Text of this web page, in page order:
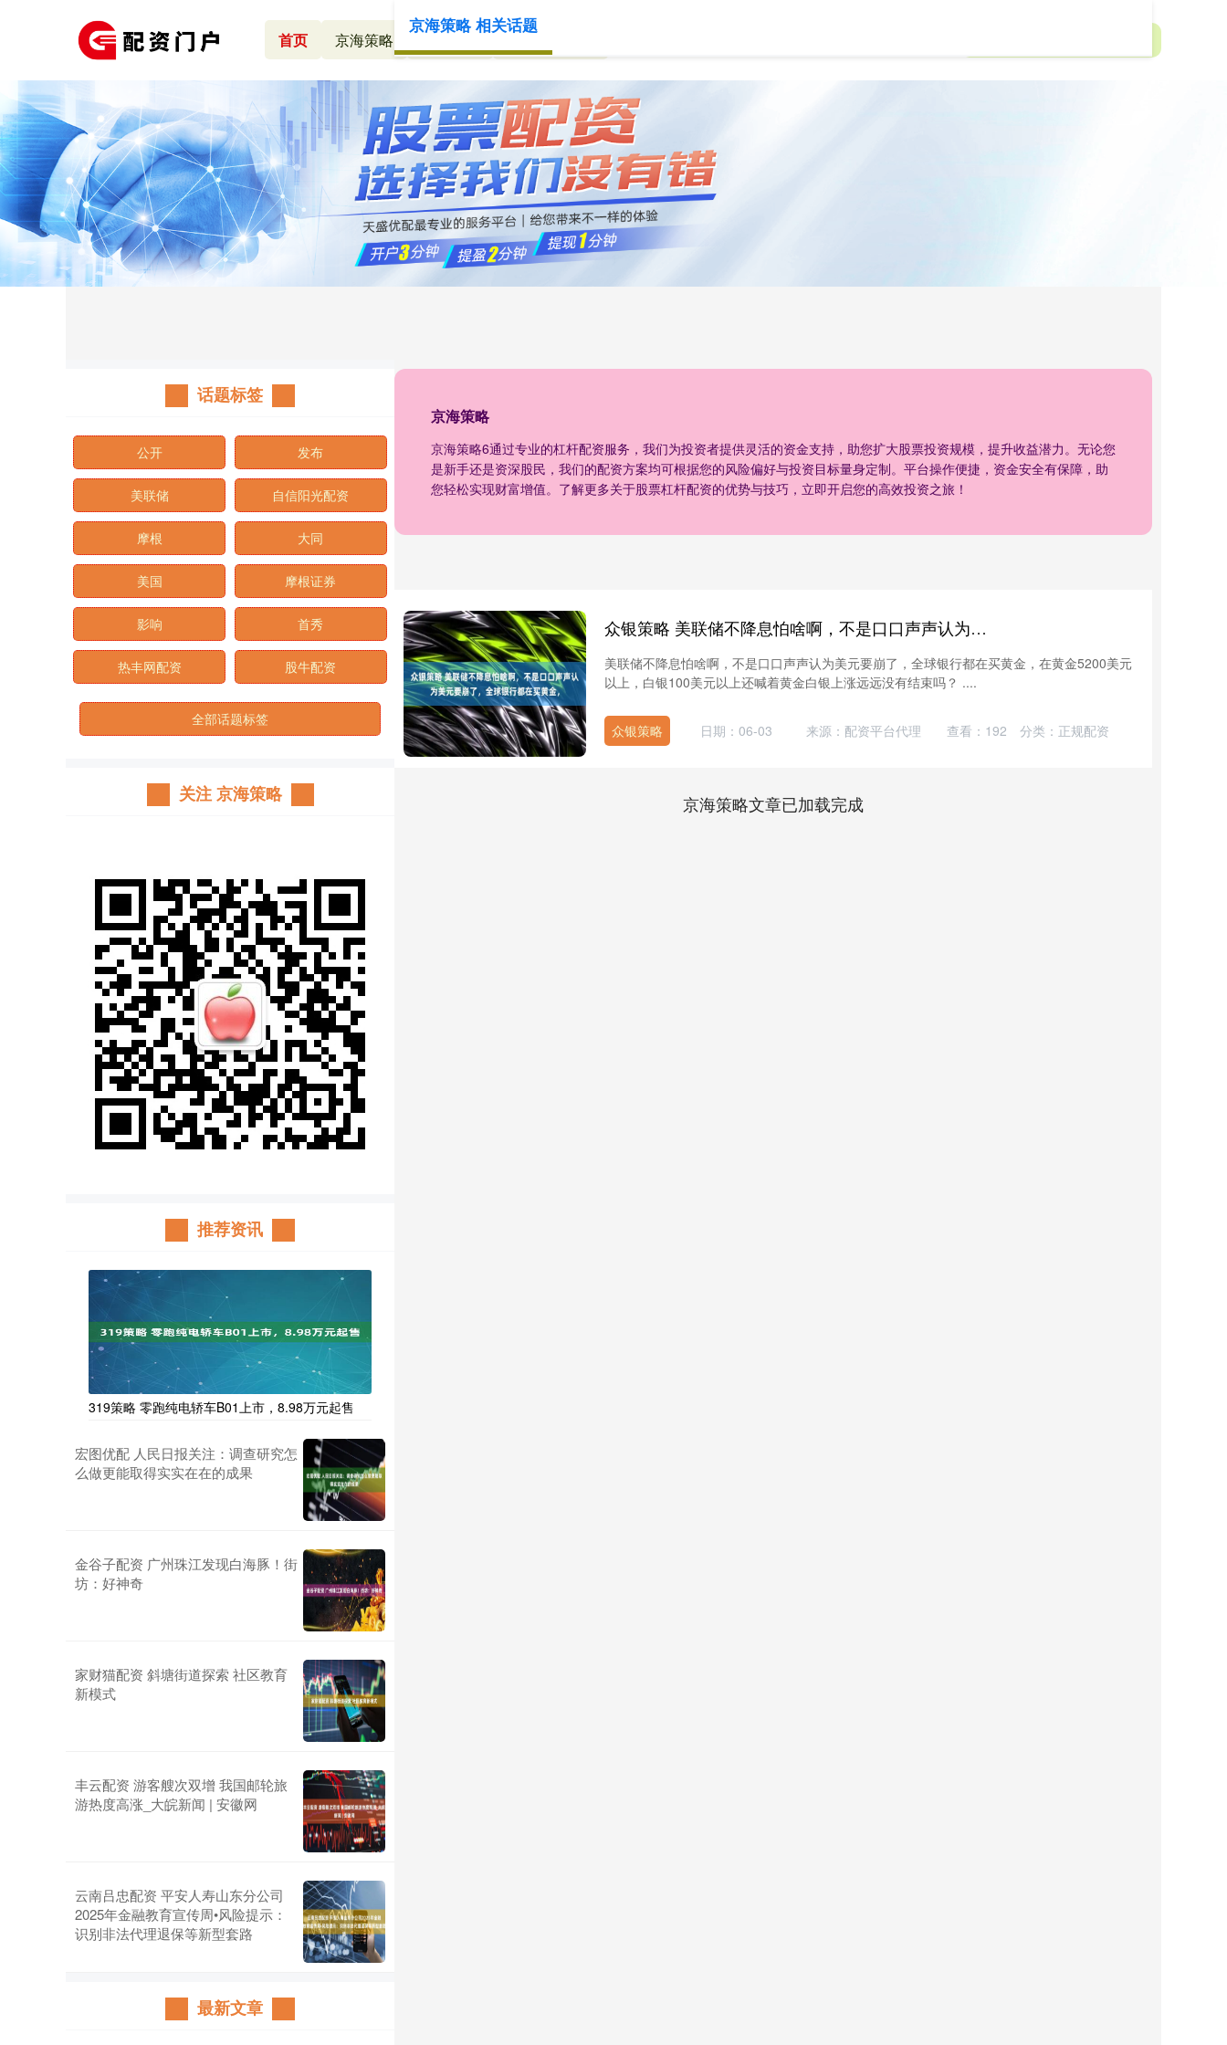
首页 京海策略 正规配资 实盘配资开户
京海策略
京海策略6通过专业的杠杆配资服务，我们为投资者提供灵活的资金支持，助您扩大股票投资规模，提升收益潜力。无论您
是新手还是资深股民，我们的配资方案均可根据您的风险偏好与投资目标量身定制。平台操作便捷，资金安全有保障，助
您轻松实现财富增值。了解更多关于股票杠杆配资的优势与技巧，立即开启您的高效投资之旅！
京海策略 相关话题
众银策略 美联储不降息怕啥啊，不是口口声声认为美元要崩了，全球银行都在买黄金，
美联储不降息怕啥啊，不是口口声声认为美元要崩了，全球银行都在买黄金，在黄金5200美元
以上，白银100美元以上还喊着黄金白银上涨远远没有结束吗？ ​​​....
众银策略 日期：06-03 来源：配资平台代理 查看： 192 分类： 正规配资
京海策略文章已加载完成
话题标签
公开 发布
美联储 自信阳光配资
摩根 大同
美国 摩根证券
影响 首秀
热丰网配资 股牛配资
全部话题标签
关注 京海策略
推荐资讯
319策略 零跑纯电轿车B01上市，8.98万元起售
宏图优配 人民日报关注：调查研究怎
么做更能取得实实在在的成果
金谷子配资 广州珠江发现白海豚！街
坊：好神奇
家财猫配资 斜塘街道探索 社区教育
新模式
丰云配资 游客艘次双增 我国邮轮旅
游热度高涨_大皖新闻 | 安徽网
云南吕忠配资 平安人寿山东分公司
2025年金融教育宣传周•风险提示：
识别非法代理退保等新型套路
最新文章